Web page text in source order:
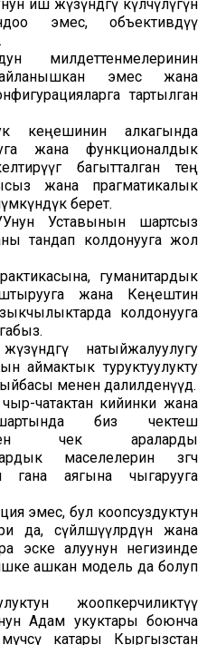
иш жүзүндөгү өкүлчүлүгүн
эмес, объективдүү
милдеттенмелеринин
эмес жана
тартылган
кеңешинин алкагында
жана функционалдык
багытталган тең
жана прагматикалык
берет.
Уставынын шартсыз
тандап колдонууга жол
гуманитардык
жана Кеңештин
колдонууга
натыйжалуулугу
аймактык туруктуулукту
менен далилденүүдө.
чатактан кийинки жана
биз чектеш
чек араларды
маселелерин өзгөчө
аягына чыгарууга
эмес, бул коопсуздуктун
да, сүйлөшүүлөрдүн жана
эске алуунун негизинде
ишке ашкан модель да болуп
жоопкерчиликтүү
Адам укуктары боюнча
катары Кыргызстан